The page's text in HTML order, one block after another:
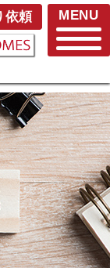
依頼 MENU